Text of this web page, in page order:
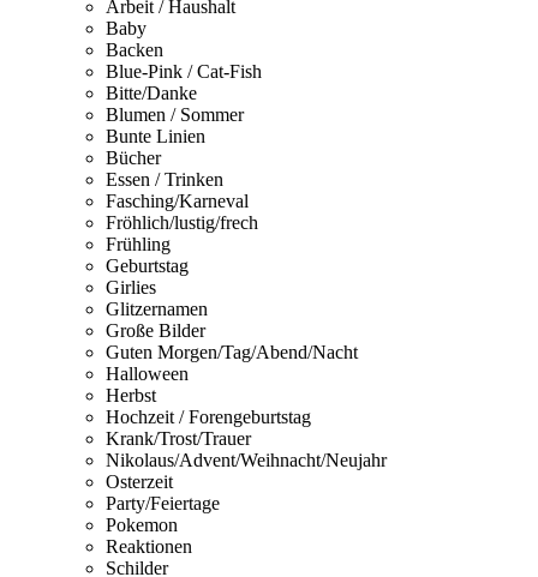
Arbeit / Haushalt
Baby
Backen
Blue-Pink / Cat-Fish
Bitte/Danke
Blumen / Sommer
Bunte Linien
Bücher
Essen / Trinken
Fasching/Karneval
Fröhlich/lustig/frech
Frühling
Geburtstag
Girlies
Glitzernamen
Große Bilder
Guten Morgen/Tag/Abend/Nacht
Halloween
Herbst
Hochzeit / Forengeburtstag
Krank/Trost/Trauer
Nikolaus/Advent/Weihnacht/Neujahr
Osterzeit
Party/Feiertage
Pokemon
Reaktionen
Schilder